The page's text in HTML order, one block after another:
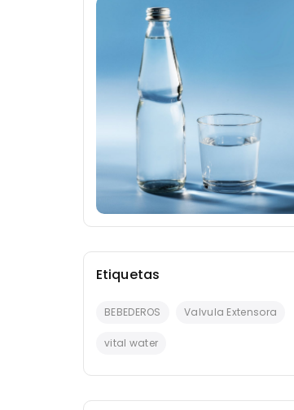
Etiquetas
BEBEDEROS Valvula Extensora
vital water